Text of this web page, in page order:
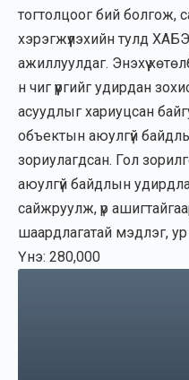
тогтолцоог бий болгож,
хэрэгжүүлэхийн тулд
ажиллуулдаг. Энэхүү
н чиг үүргийг удирдан
асуудлыг хариуцсан
объектын аюулгүй
зориулагдсан. Гол
аюулгүй байдлын
сайжруулж, үр
шаардлагатай мэдлэг,
Үнэ: 280,000